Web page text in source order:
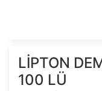
LİPTON
100 LÜ